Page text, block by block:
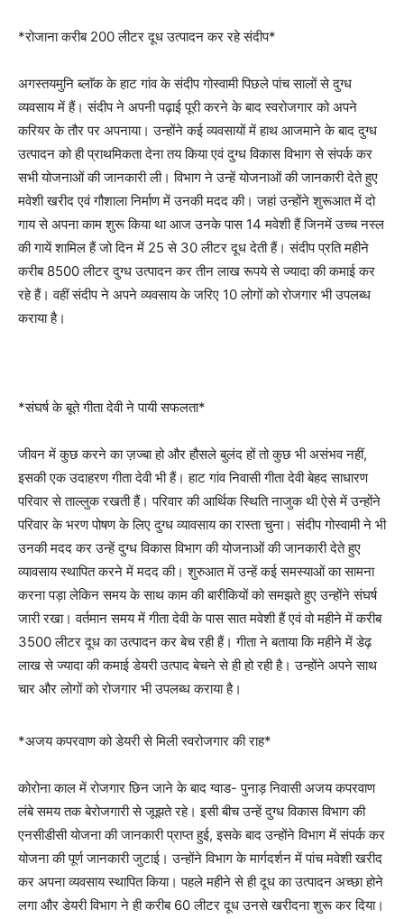
*रोजाना करीब 200 लीटर दूध उत्पादन कर रहे संदीप*
अगस्तयमुनि ब्लाॅक के हाट गांव के संदीप गोस्वामी पिछले पांच सालों से दुग्ध
व्यवसाय में हैं। संदीप ने अपनी पढ़ाई पूरी करने के बाद स्वरोजगार को अपने
करियर के तौर पर अपनाया। उन्होंने कई व्यवसायों में हाथ आजमाने के बाद दुग्ध
उत्पादन को ही प्राथमिकता देना तय किया एवं दुग्ध विकास विभाग से संपर्क कर
सभी योजनाओं की जानकारी ली। विभाग ने उन्हें योजनाओं की जानकारी देते हुए
मवेशी खरीद एवं गौशाला निर्माण में उनकी मदद की। जहां उन्होंने शुरूआत में दो
गाय से अपना काम शुरू किया था आज उनके पास 14 मवेशी हैं जिनमें उच्च नस्ल
की गायें शामिल हैं जो दिन में 25 से 30 लीटर दूध देती हैं। संदीप प्रति महीने
करीब 8500 लीटर दुग्ध उत्पादन कर तीन लाख रूपये से ज्यादा की कमाई कर
रहे हैं। वहीं संदीप ने अपने व्यवसाय के जरिए 10 लोगों को रोजगार भी उपलब्ध
कराया है।
*संघर्ष के बूते गीता देवी ने पायी सफलता*
जीवन में कुछ करने का ज़ज्बा हो और हौसले बुलंद हों तो कुछ भी असंभव नहीं,
इसकी एक उदाहरण गीता देवी भी हैं। हाट गांव निवासी गीता देवी बेहद साधारण
परिवार से ताल्लुक रखती हैं। परिवार की आर्थिक स्थिति नाजुक थी ऐसे में उन्होंने
परिवार के भरण पोषण के लिए दुग्ध व्यावसाय का रास्ता चुना। संदीप गोस्वामी ने भी
उनकी मदद कर उन्हें दुग्ध विकास विभाग की योजनाओं की जानकारी देते हुए
व्यावसाय स्थापित करने में मदद की। शुरुआत में उन्हें कई समस्याओं का सामना
करना पड़ा लेकिन समय के साथ काम की बारीकियों को समझते हुए उन्होंने संघर्ष
जारी रखा। वर्तमान समय में गीता देवी के पास सात मवेशी हैं एवं वो महीने में करीब
3500 लीटर दूध का उत्पादन कर बेच रही हैं। गीता ने बताया कि महीने में डेढ़
लाख से ज्यादा की कमाई डेयरी उत्पाद बेचने से ही हो रही है। उन्होंने अपने साथ
चार और लोगों को रोजगार भी उपलब्ध कराया है।
*अजय कपरवाण को डेयरी से मिली स्वरोजगार की राह*
कोरोना काल में रोजगार छिन जाने के बाद ग्वाड- पुनाड़ निवासी अजय कपरवाण
लंबे समय तक बेरोजगारी से जूझते रहे। इसी बीच उन्हें दुग्ध विकास विभाग की
एनसीडीसी योजना की जानकारी प्राप्त हुई, इसके बाद उन्होंने विभाग में संपर्क कर
योजना की पूर्ण जानकारी जुटाई। उन्होंने विभाग के मार्गदर्शन में पांच मवेशी खरीद
कर अपना व्यवसाय स्थापित किया। पहले महीने से ही दूध का उत्पादन अच्छा होने
लगा और डेयरी विभाग ने ही करीब 60 लीटर दूध उनसे खरीदना शुरू कर दिया।